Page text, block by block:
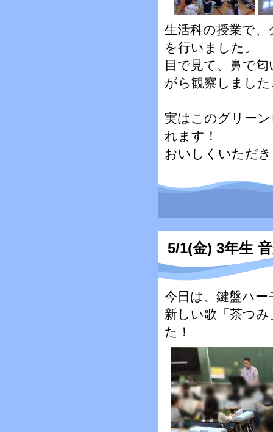
生活科の授業で
を行いました。
目で見て、鼻で
がら観察しました
実はこのグリー
れます！
おいしくいただ
5/1(金) 3年生
今日は、鍵盤ハ
新しい歌「茶つ
た！